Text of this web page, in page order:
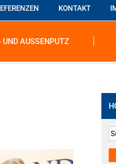
KONTAKT
UND AUSSENPUTZ